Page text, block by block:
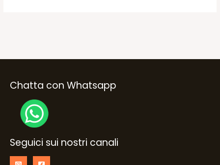
Chatta con Whatsapp
Seguici sui nostri canali